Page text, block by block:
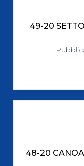
49-20
48-20